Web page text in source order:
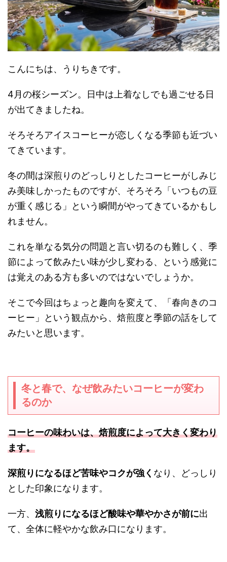
こんにちは、うりちきです。
4 月の桜シーズン。日中は上着なしでも過ごせる日
が出てきましたね。
そろそろアイスコーヒーが恋しくなる季節も近づい
てきています。
冬の間は深煎りのどっしりとしたコーヒーがしみじ
み美味しかったものですが、そろそろ「いつもの豆
が重く感じる」という瞬間がやってきているかもし
れません。
これを単なる気分の問題と言い切るのも難しく、季
節によって飲みたい味が少し変わる、という感覚に
は覚えのある方も多いのではないでしょうか。
そこで今回はちょっと趣向を変えて、「春向きのコ
ーヒー」という観点から、焙煎度と季節の話をして
みたいと思います。
冬と春で、なぜ飲みたいコーヒーが変わ
るのか
コーヒーの味わいは、焙煎度によって大きく変わり
ます。
深煎りになるほど苦味やコクが強く なり、どっしり
とした印象になります。
一方、 浅煎りになるほど酸味や華やかさが前に出
て、全体に軽やかな飲み口になります。